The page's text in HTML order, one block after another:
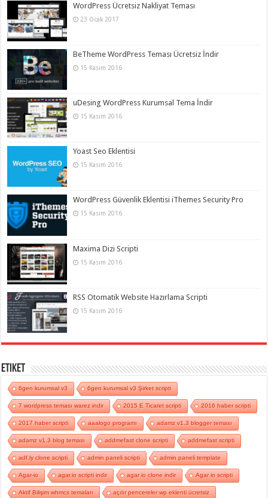
WordPress Ücretsiz Nakliyat Teması
23 Ocak 2017
BeTheme WordPress Teması Ücretsiz İndir
15 Kasım 2016
uDesing WordPress Kurumsal Tema İndir
15 Kasım 2016
Yoast Seo Eklentisi
15 Kasım 2016
WordPress Güvenlik Eklentisi iThemes Security Pro
15 Kasım 2016
Maxima Dizi Scripti
15 Kasım 2016
RSS Otomatik Website Hazırlama Scripti
15 Kasım 2016
Etiket
6gen kurumsal v3 6gen kurumsal v3 Şirket scripti
7 wordpress teması warez indir 2015 E Ticaret scripti 2016 haber scripti
2017 haber scripti aaalogo programı adamz v1.3 blogger teması
adamz v1.3 blog teması addmefast clone scripti addmefast scripti
adf.ly clone scripti admin paneli scripti admin paneli template
Agar-io agar.io scripti indir agar io clone indir Agar io scripti
Aktif Bilişim whmcs temaları açılır pencereler wp eklenti ücretsiz